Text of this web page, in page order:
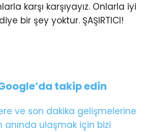
karşı karşıyayız. Onlarla iyi
bir şey yoktur. ŞAŞIRTICI!
takip edin
ve son dakika gelişmelerine
anında ulaşmak için bizi